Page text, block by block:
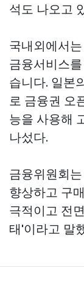
석도 나오고
국내외에서
금융서비스
습니다. 일본
로 금융권 오
능을 사용해
나섰다.
금융위원회
향상하고 구
극적이고 전
태'이라고 말